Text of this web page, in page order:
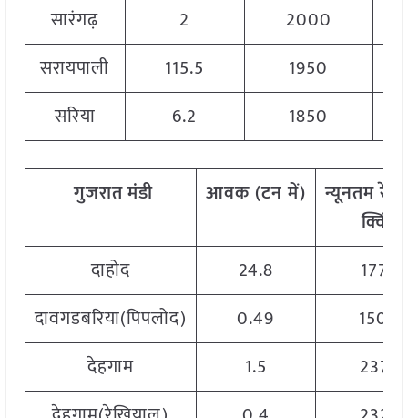
सारंगढ़
2
2000
सरायपाली
115.5
1950
सरिया
6.2 1850
गुजरातमंडी आवक(टनमें) न्यूनतमरेट
क्विं.)
दाहोद
24.8
1770
दावगडबरिया(पिपलोद)
0.49
1500
देहगाम
1.5
2375